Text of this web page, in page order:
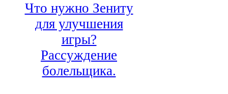
Что нужно Зениту
для улучшения
игры?
Рассуждение
болельщика.